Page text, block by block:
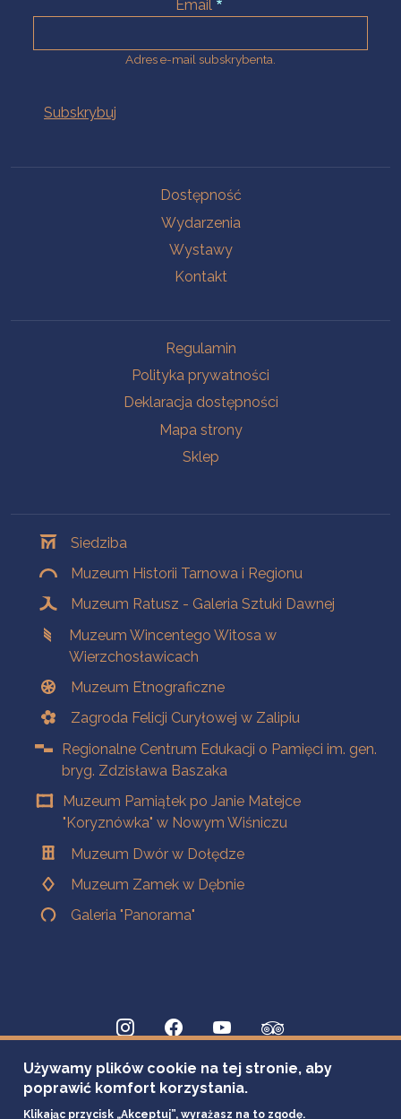
Email
Adres e-mail subskrybenta.
Dostępność
Wydarzenia
Wystawy
Kontakt
Regulamin
Polityka prywatności
Deklaracja dostępności
Mapa strony
Sklep
Siedziba
Muzeum Historii Tarnowa i Regionu
Muzeum Ratusz - Galeria Sztuki Dawnej
Muzeum Wincentego Witosa w
Wierzchosławicach
Muzeum Etnograficzne
Zagroda Felicji Curyłowej w Zalipiu
Regionalne Centrum Edukacji o Pamięci im. gen.
bryg. Zdzisława Baszaka
Muzeum Pamiątek po Janie Matejce
"Koryznówka" w Nowym Wiśniczu
Muzeum Dwór w Dołędze
Muzeum Zamek w Dębnie
Galeria "Panorama"
Używamy plików cookie na tej stronie, aby
poprawić komfort korzystania.
Klikając przycisk „Akceptuj”, wyrażasz na to zgodę.